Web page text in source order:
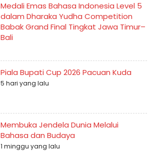
Medali Emas Bahasa Indonesia Level 5
dalam Dharaka Yudha Competition
Babak Grand Final Tingkat Jawa Timur–
Bali
Piala Bupati Cup 2026 Pacuan Kuda
5 hari yang lalu
Membuka Jendela Dunia Melalui
Bahasa dan Budaya
1 minggu yang lalu